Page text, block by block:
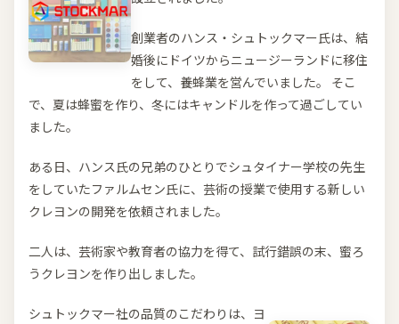
創業者のハンス・シュトックマー氏は、結
婚後にドイツからニュージーランドに移住
をして、養蜂業を営んでいました。 そこ
で、夏は蜂蜜を作り、冬にはキャンドルを作って過ごしてい
ました。
ある日、ハンス氏の兄弟のひとりでシュタイナー学校の先生
をしていたファルムセン氏に、芸術の授業で使用する新しい
クレヨンの開発を依頼されました。
二人は、芸術家や教育者の協力を得て、試行錯誤の末、蜜ろ
うクレヨンを作り出しました。
シュトックマー社の品質のこだわりは、ヨ